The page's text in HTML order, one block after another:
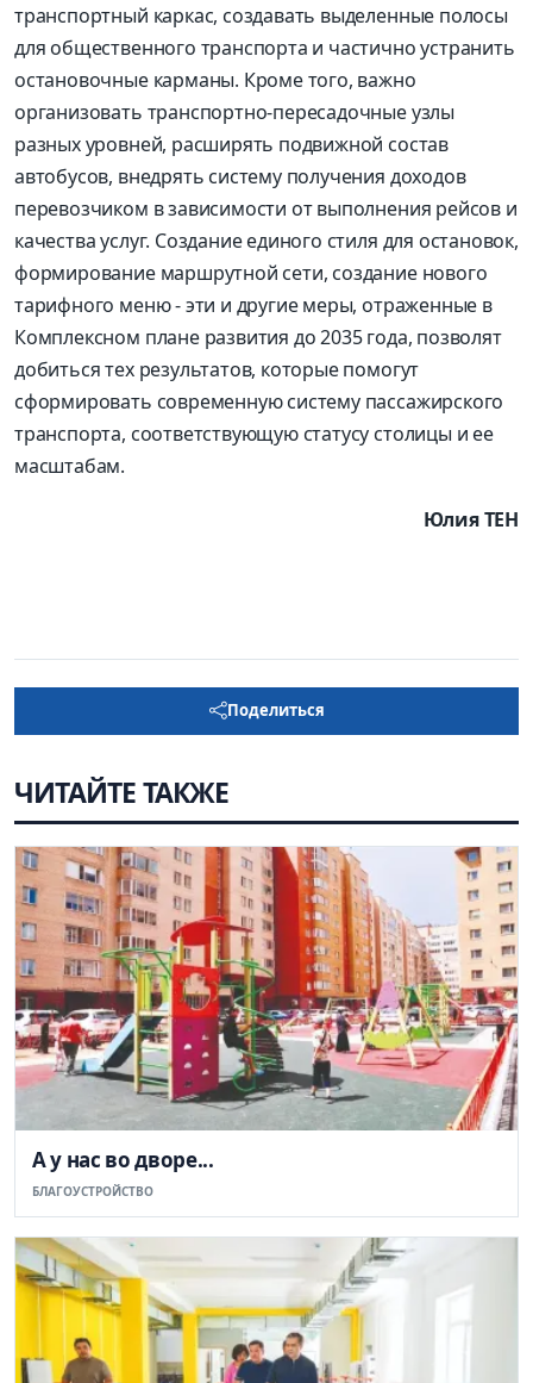
транспортный каркас, создавать выделенные полосы
для общественного транспорта и частично устранить
остановочные карманы. Кроме того, важно
организовать транспортно-пересадочные узлы
разных уровней, расширять подвижной состав
автобусов, внедрять систему получения доходов
перевозчиком в зависимости от выполнения рейсов и
качества услуг. Создание единого стиля для остановок,
формирование маршрутной сети, создание нового
тарифного меню - эти и другие меры, отраженные в
Комплексном плане развития до 2035 года, позволят
добиться тех результатов, которые помогут
сформировать современную систему пассажирского
транспорта, соответствующую статусу столицы и ее
масштабам.
Юлия ТЕН
Поделиться
ЧИТАЙТЕ ТАКЖЕ
А у нас во дворе...
БЛАГОУСТРОЙСТВО